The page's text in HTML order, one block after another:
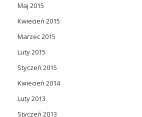
Maj 2015
Kwiecień 2015
Marzec 2015
Luty 2015
Styczeń 2015
Kwiecień 2014
Luty 2013
Styczeń 2013